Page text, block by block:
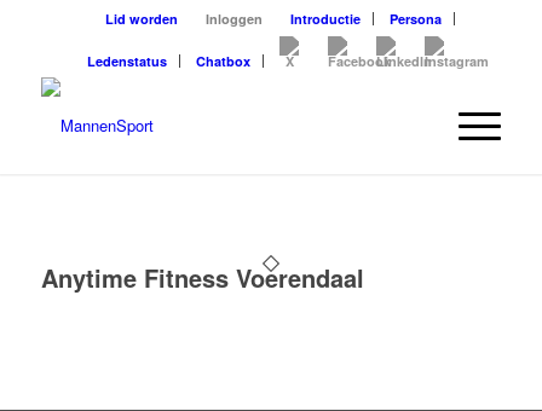
Lid worden Inloggen Introductie Persona
Ledenstatus Chatbox
Anytime Fitness Voerendaal